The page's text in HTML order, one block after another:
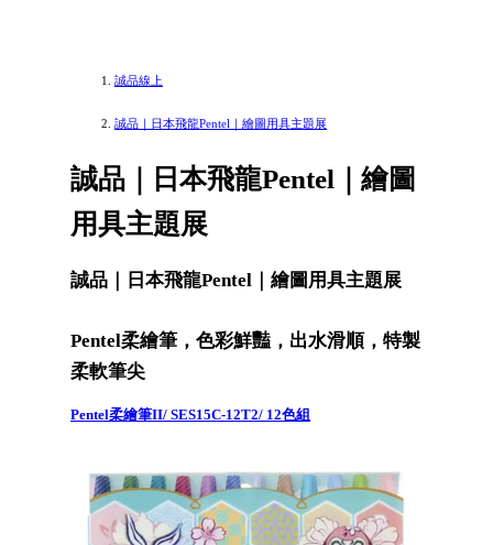
誠品線上
誠品｜日本飛龍Pentel｜繪圖用具主題展
誠品｜日本飛龍Pentel｜繪圖
用具主題展
誠品｜日本飛龍Pentel｜繪圖用具主題展
Pentel柔繪筆，色彩鮮豔，出水滑順，特製
柔軟筆尖
Pentel柔繪筆II/ SES15C-12T2/ 12色組